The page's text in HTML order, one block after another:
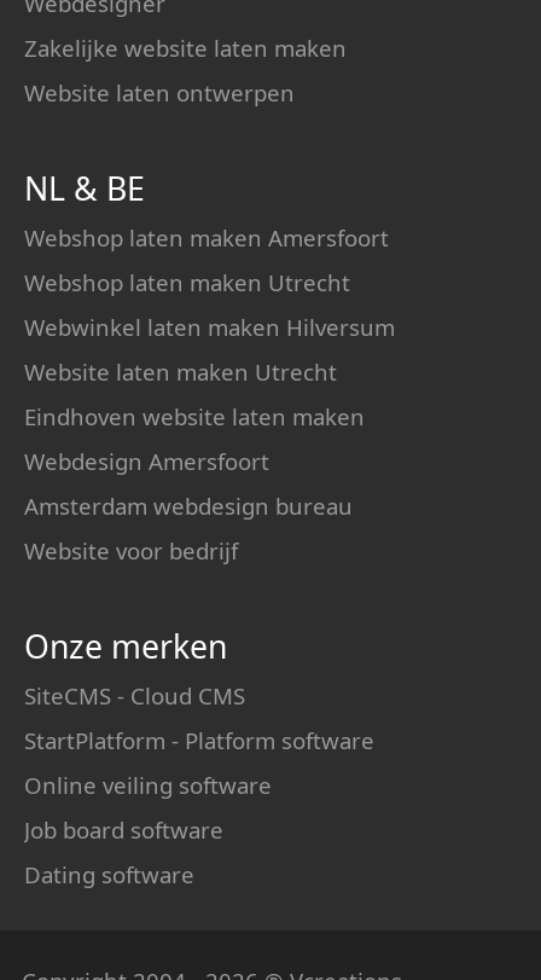
Zakelijke website laten maken
Website laten ontwerpen
NL & BE
Webshop laten maken Amersfoort
Webshop laten maken Utrecht
Webwinkel laten maken Hilversum
Website laten maken Utrecht
Eindhoven website laten maken
Webdesign Amersfoort
Amsterdam webdesign bureau
Website voor bedrijf
Onze merken
SiteCMS - Cloud CMS
StartPlatform - Platform software
Online veiling software
Job board software
Dating software